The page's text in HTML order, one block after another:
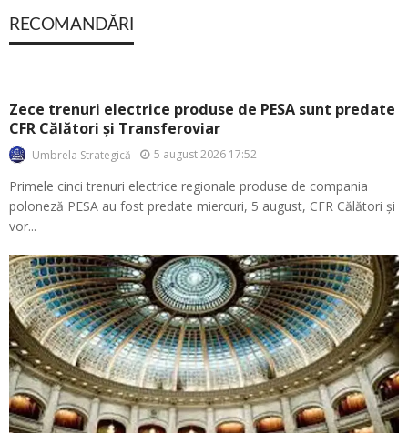
RECOMANDĂRI
Zece trenuri electrice produse de PESA sunt predate
CFR Călători și Transferoviar
Umbrela Strategică 5 august 2026 17:52
Primele cinci trenuri electrice regionale produse de compania
poloneză PESA au fost predate miercuri, 5 august, CFR Călători și
vor...